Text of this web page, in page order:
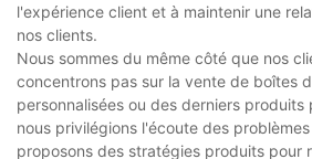
l'expérience client et à maintenir une
nos clients.
Nous sommes du même côté que nos
concentrons pas sur la vente de boîtes
personnalisées ou des derniers produits
nous privilégions l'écoute des
proposons des stratégies produits pour